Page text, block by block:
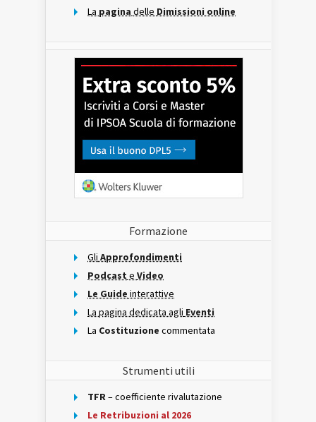
La pagina delle Dimissioni online
Formazione
Gli Approfondimenti
Podcast e Video
Le Guide interattive
La pagina dedicata agli Eventi
La Costituzione commentata
Strumenti utili
TFR– coefficiente rivalutazione
Le Retribuzioni al 2026